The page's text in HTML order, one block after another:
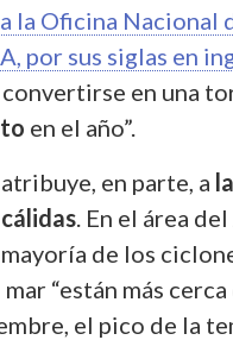
la Oficina Nacional
por sus siglas en
en una
en el año”.
en parte, a
. En el área
de los
“están más
el pico de la